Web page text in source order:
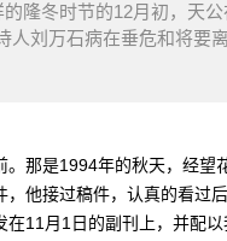
隆冬时节的12月初，天
刘万石病在垂危和将要
是1994年的秋天，经望
他接过稿件，认真的看过
11月1日的副刊上，并配